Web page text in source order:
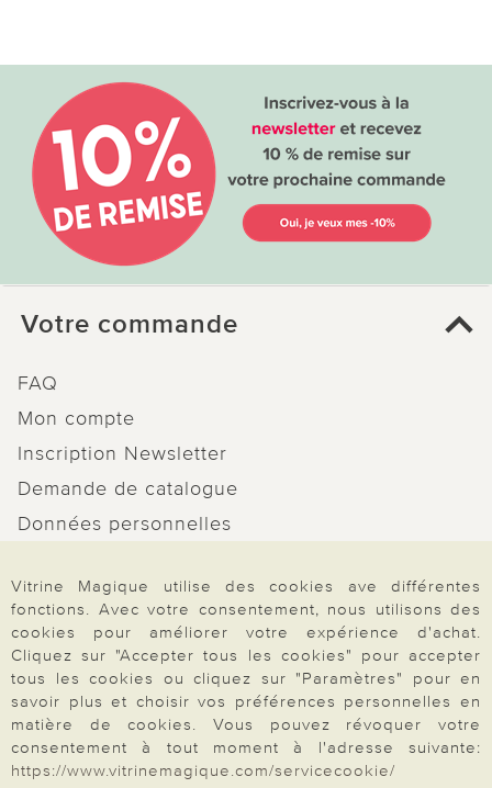
Votre commande
FAQ
Mon compte
Inscription Newsletter
Demande de catalogue
Données personnelles
Rétractation
Paiement & Livraison
Vitrine Magique utilise des cookies ave différentes
fonctions. Avec votre consentement, nous utilisons des
cookies pour améliorer votre expérience d'achat.
Cliquez sur "Accepter tous les cookies" pour accepter
tous les cookies ou cliquez sur "Paramètres" pour en
savoir plus et choisir vos préférences personnelles en
matière de cookies. Vous pouvez révoquer votre
consentement à tout moment à l'adresse suivante:
https://www.vitrinemagique.com/servicecookie/